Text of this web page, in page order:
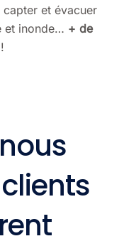
et évacuer
et inonde… + de